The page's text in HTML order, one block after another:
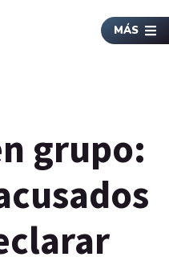
MÁS
grupo: